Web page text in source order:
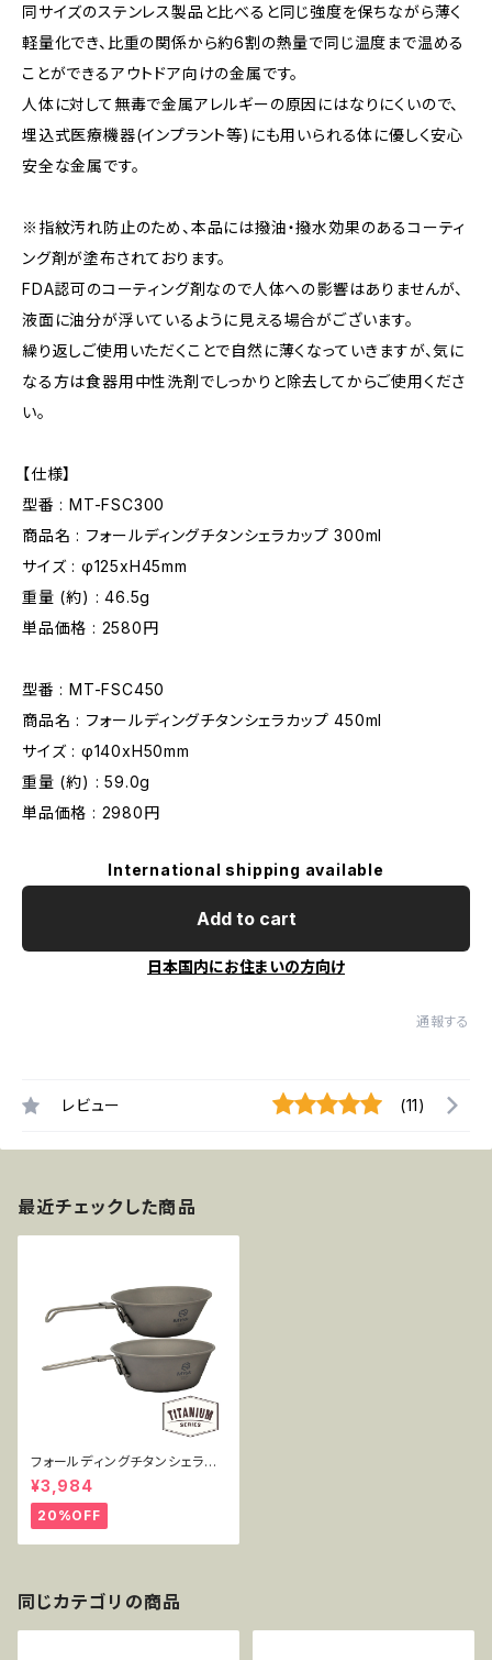
同サイズのステンレス製品と比べると同じ強度を保ちながら薄く
軽量化でき、比重の関係から約6割の熱量で同じ温度まで温める
ことができるアウトドア向けの金属です。
人体に対して無毒で金属アレルギーの原因にはなりにくいので、
埋込式医療機器(インプラント等)にも用いられる体に優しく安心
安全な金属です。
※指紋汚れ防止のため、本品には撥油・撥水効果のあるコーティ
ング剤が塗布されております。
FDA認可のコーティング剤なので人体への影響はありませんが、
液面に油分が浮いているように見える場合がございます。
繰り返しご使用いただくことで自然に薄くなっていきますが、気に
なる方は食器用中性洗剤でしっかりと除去してからご使用くださ
い。
【仕様】
型番 : MT-FSC300
商品名 : フォールディングチタンシェラカップ 300ml
サイズ : φ125xH45mm
重量 (約) : 46.5g
単品価格 : 2580円
型番 : MT-FSC450
商品名 : フォールディングチタンシェラカップ 450ml
サイズ : φ140xH50mm
重量 (約) : 59.0g
単品価格 : 2980円
International shipping available
Add to cart
日本国内にお住まいの方向け
通報する
レビュー (11)
最近チェックした商品
フォールディングチタンシェラカ
ップ 300+450mlセット MT-F
SC2PC
¥3,984
20%OFF
同じカテゴリの商品